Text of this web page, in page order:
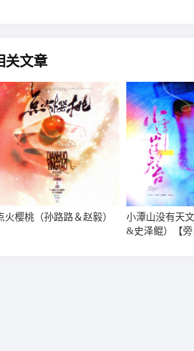
关文章
火樱桃（孙路路＆赵毅）
小潭山没有天
&史泽鲲）【旁